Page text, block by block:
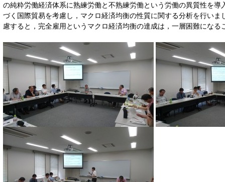
の純粋労働経済体系に熟練労働と不熟練労働という労働の異質性を導
づく国際貿易を考慮し，マクロ経済均衡の性質に関する分析を行いま
慮すると，完全雇用というマクロ経済均衡の達成は，一層困難になる